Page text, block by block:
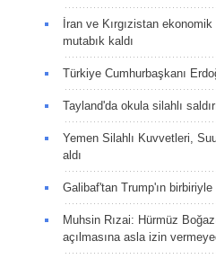
İran ve Kırgızistan
mutabık kaldı
Türkiye Cumhurbaşkanı
Tayland'da okula silahlı
Yemen Silahlı Kuvvetleri,
aldı
Galibaf'tan Trump'ın
Muhsin Rızai: Hürmüz
açılmasına asla izin